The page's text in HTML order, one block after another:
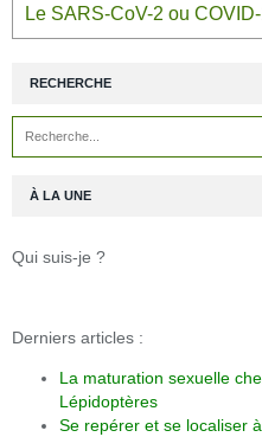
RECHERCHE
À LA UNE
Qui suis-je ?
Derniers articles :
La maturation sexuelle
Lépidoptères
Se repérer et se localiser